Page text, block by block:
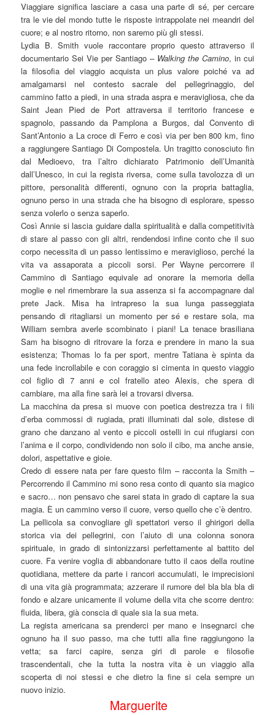
Viaggiare significa lasciare a casa una parte di sé, per cercare
tra le vie del mondo tutte le risposte intrappolate nei meandri del
cuore; e al nostro ritorno, non saremo più gli stessi.
Lydia B. Smith vuole raccontare proprio questo attraverso il
documentario Sei Vie per Santiago – Walking the Camino, in cui
la filosofia del viaggio acquista un plus valore poiché va ad
amalgamarsi nel contesto sacrale del pellegrinaggio, del
cammino fatto a piedi, in una strada aspra e meravigliosa, che da
Saint Jean Pied de Port attraversa il territorio francese e
spagnolo, passando da Pamplona a Burgos, dal Convento di
Sant’Antonio a La croce di Ferro e così via per ben 800 km, fino
a raggiungere Santiago Di Compostela. Un tragitto conosciuto fin
dal Medioevo, tra l’altro dichiarato Patrimonio dell’Umanità
dall’Unesco, in cui la regista riversa, come sulla tavolozza di un
pittore, personalità differenti, ognuno con la propria battaglia,
ognuno perso in una strada che ha bisogno di esplorare, spesso
senza volerlo o senza saperlo.
Così Annie si lascia guidare dalla spiritualità e dalla competitività
di stare al passo con gli altri, rendendosi infine conto che il suo
corpo necessita di un passo lentissimo e meraviglioso, perché la
vita va assaporata a piccoli sorsi. Per Wayne percorrere il
Cammino di Santiago equivale ad onorare la memoria della
moglie e nel rimembrare la sua assenza si fa accompagnare dal
prete Jack. Misa ha intrapreso la sua lunga passeggiata
pensando di ritagliarsi un momento per sé e restare sola, ma
William sembra averle scombinato i piani! La tenace brasiliana
Sam ha bisogno di ritrovare la forza e prendere in mano la sua
esistenza; Thomas lo fa per sport, mentre Tatiana è spinta da
una fede incrollabile e con coraggio si cimenta in questo viaggio
col figlio di 7 anni e col fratello ateo Alexis, che spera di
cambiare, ma alla fine sarà lei a trovarsi diversa.
La macchina da presa si muove con poetica destrezza tra i fili
d’erba commossi di rugiada, prati illuminati dal sole, distese di
grano che danzano al vento e piccoli ostelli in cui rifugiarsi con
l’anima e il corpo, condividendo non solo il cibo, ma anche ansie,
dolori, aspettative e gioie.
Credo di essere nata per fare questo film – racconta la Smith –
Percorrendo il Cammino mi sono resa conto di quanto sia magico
e sacro… non pensavo che sarei stata in grado di captare la sua
magia. È un cammino verso il cuore, verso quello che c’è dentro.
La pellicola sa convogliare gli spettatori verso il ghirigori della
storica via dei pellegrini, con l’aiuto di una colonna sonora
spirituale, in grado di sintonizzarsi perfettamente al battito del
cuore. Fa venire voglia di abbandonare tutto il caos della routine
quotidiana, mettere da parte i rancori accumulati, le imprecisioni
di una vita già programmata; azzerare il rumore del bla bla bla di
fondo e alzare unicamente il volume della vita che scorre dentro:
fluida, libera, già conscia di quale sia la sua meta.
La regista americana sa prenderci per mano e insegnarci che
ognuno ha il suo passo, ma che tutti alla fine raggiungono la
vetta; sa farci capire, senza giri di parole e filosofie
trascendentali, che la tutta la nostra vita è un viaggio alla
scoperta di noi stessi e che dietro la fine si cela sempre un
nuovo inizio.
Marguerite